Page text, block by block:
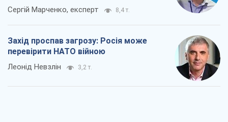
Сергій Марченко, експерт 8,4 т.
Захід проспав загрозу: Росія може
перевірити НАТО війною
Леонід Невзлін 3,2 т.